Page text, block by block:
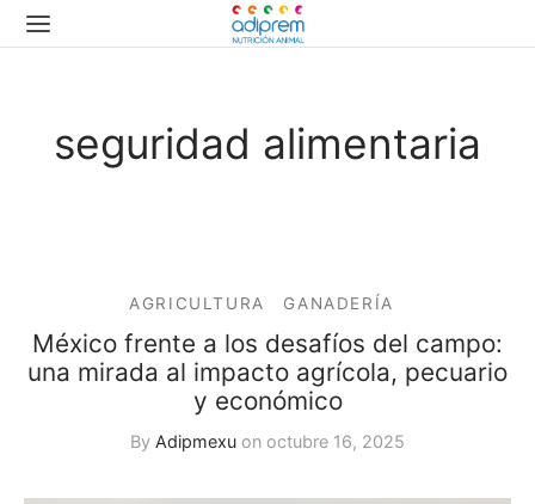
seguridad alimentaria
AGRICULTURA GANADERÍA
México frente a los desafíos del campo:
una mirada al impacto agrícola, pecuario
y económico
By Adipmexu on octubre 16, 2025